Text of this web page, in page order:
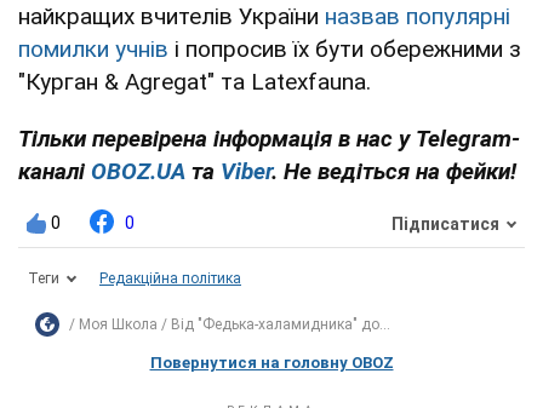
найкращих вчителів України назвав популярні
помилки учнів і попросив їх бути обережними з
"Курган & Agregat" та Latexfauna.
Тільки перевірена інформація в нас у Telegram-
каналі OBOZ.UA та Viber. Не ведіться на фейки!
0 0 Підписатися
Теги Редакційна політика
Моя Школа Від "Федька-халамидника" до...
Повернутися на головну OBOZ